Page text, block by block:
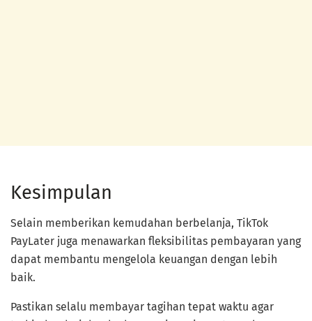
Kesimpulan
Selain memberikan kemudahan berbelanja, TikTok
PayLater juga menawarkan fleksibilitas pembayaran yang
dapat membantu mengelola keuangan dengan lebih
baik.
Pastikan selalu membayar tagihan tepat waktu agar